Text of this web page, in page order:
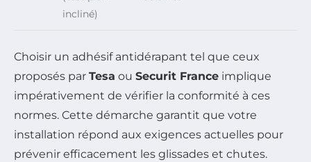
incliné)
Choisir un adhésif antidérapant tel que ceux
proposés par Tesa ou Securit France implique
impérativement de vérifier la conformité à ces
normes. Cette démarche garantit que votre
installation répond aux exigences actuelles pour
prévenir efficacement les glissades et chutes.